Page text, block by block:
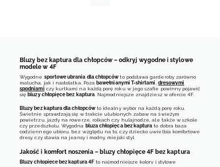
Bluzy bez kaptura dla chłopców – odkryj wygodne i stylowe
modele w 4F
Wygodne sportowe ubrania dla chłopcówto podstawa garderoby zarówno
malucha, jak i nastolatka. Poza bawełnianymi T-shirtami
dresowymi
spodniami czy kurtkami na każdą porę roku w jego szafie powinny pojawić
się bluzy chłopięce bez kaptura . Najmodniejsze znajdziesz w ofercie 4F.
Bluzy bez kaptura dla chłopcówto idealny wybór na każdą porę roku.
Świetnie sprawdzają się w trakcie ulubionych zabaw na świeżym
powietrzu, jazdy na rowerze, rolkach czy hulajnodze, ale także w szkole
czy przedszkolu. Wygodna
bluza chłopięca bez kaptura to dobra baza
codziennego ubioru, bez względu na to, czy dziecko uwielbia komfortowe
dresy, czy stawia na jeansy i modny, miejski styl.
Jakość i komfort noszenia – bluzy chłopięce 4F bez kaptura
Bluzy chłopięce bez kaptura 4Fto najmodniejsze kolory i stylowe